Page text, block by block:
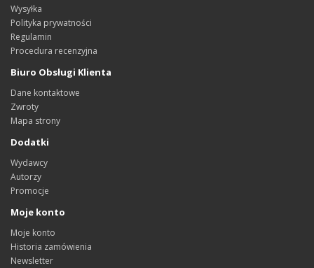
Wysyłka
Polityka prywatności
Regulamin
Procedura recenzyjna
Biuro Obsługi Klienta
Dane kontaktowe
Zwroty
Mapa strony
Dodatki
Wydawcy
Autorzy
Promocje
Moje konto
Moje konto
Historia zamówienia
Newsletter